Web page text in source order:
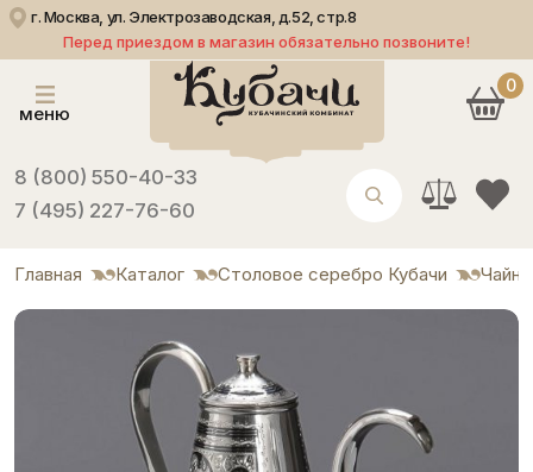
г. Москва, ул. Электрозаводская, д.52, стр.8
Перед приездом в магазин обязательно позвоните!
меню
8 (800) 550-40-33
7 (495) 227-76-60
0
Главная Каталог Столовое серебро Кубачи